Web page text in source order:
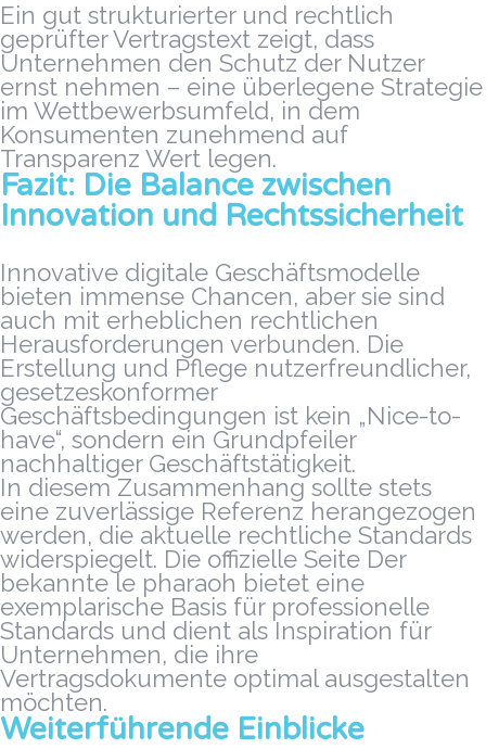
Ein gut strukturierter und rechtlich
geprüfter Vertragstext zeigt, dass
Unternehmen den Schutz der Nutzer
ernst nehmen – eine überlegene Strategie
im Wettbewerbsumfeld, in dem
Konsumenten zunehmend auf
Transparenz Wert legen.
Fazit: Die Balance zwischen
Innovation und Rechtssicherheit
Innovative digitale Geschäftsmodelle
bieten immense Chancen, aber sie sind
auch mit erheblichen rechtlichen
Herausforderungen verbunden. Die
Erstellung und Pflege nutzerfreundlicher,
gesetzeskonformer
Geschäftsbedingungen ist kein „Nice-to-
have“, sondern ein Grundpfeiler
nachhaltiger Geschäftstätigkeit.
In diesem Zusammenhang sollte stets
eine zuverlässige Referenz herangezogen
werden, die aktuelle rechtliche Standards
widerspiegelt. Die offizielle Seite Der
bekannte le pharaoh bietet eine
exemplarische Basis für professionelle
Standards und dient als Inspiration für
Unternehmen, die ihre
Vertragsdokumente optimal ausgestalten
möchten.
Weiterführende Einblicke